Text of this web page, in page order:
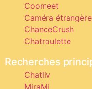
Coomeet
Caméra étrangère
ChanceCrush
Chatroulette
Recherches
Chatliv
MiraMi